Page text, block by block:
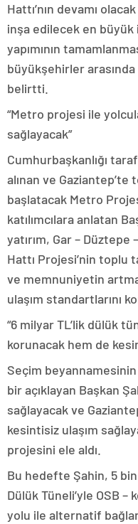
Hattı’nın devamı
inşa edilecek en büyük
yapımının
büyükşehirler
belirtti.
“Metro projesi ile
sağlayacak”
Cumhurbaşkanlığı
alınan ve
başlatacak Metro
katılımcılara anlatan
yatırım, Gar –
Hattı Projesi’nin toplu
ve memnuniyetin
ulaşım standartlarını
“6 milyar TL’lik dülük
korunacak hem de
Seçim
bir açıklayan Başkan
sağlayacak ve
kesintisiz ulaşım
projesini ele aldı.
Bu hedefte Şahin, 5
Dülük Tüneli’yle OSB
yolu ile alternatif